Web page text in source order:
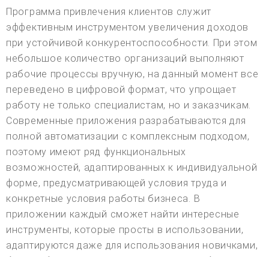
Программа привлечения клиентов служит
эффективным инструментом увеличения доходов
при устойчивой конкурентоспособности. При этом
небольшое количество организаций выполняют
рабочие процессы вручную, на данный момент все
переведено в цифровой формат, что упрощает
работу не только специалистам, но и заказчикам.
Современные приложения разрабатываются для
полной автоматизации с комплексным подходом,
поэтому имеют ряд функциональных
возможностей, адаптированных к индивидуальной
форме, предусматривающей условия труда и
конкретные условия работы бизнеса. В
приложении каждый сможет найти интересные
инструменты, которые просты в использовании,
адаптируются даже для использования новичками,